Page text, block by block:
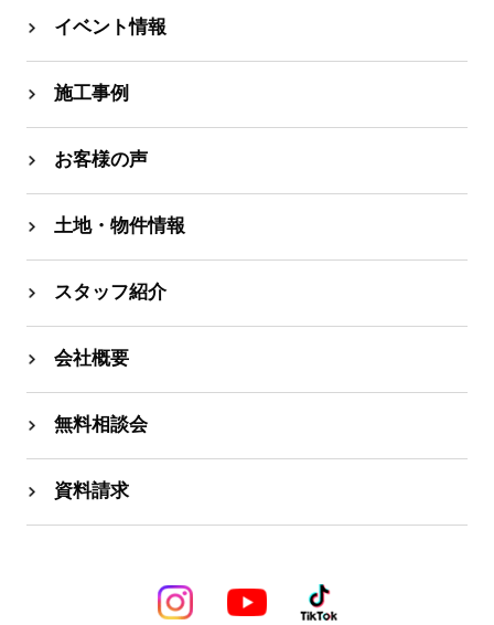
イベント情報
施工事例
お客様の声
土地・物件情報
スタッフ紹介
会社概要
無料相談会
資料請求